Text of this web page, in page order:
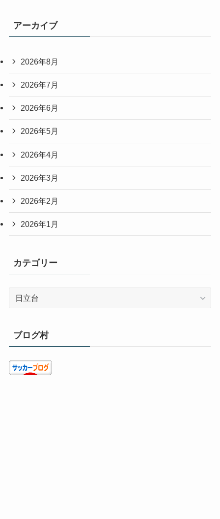
アーカイブ
2026年8月
2026年7月
2026年6月
2026年5月
2026年4月
2026年3月
2026年2月
2026年1月
カテゴリー
ー
ブログ村